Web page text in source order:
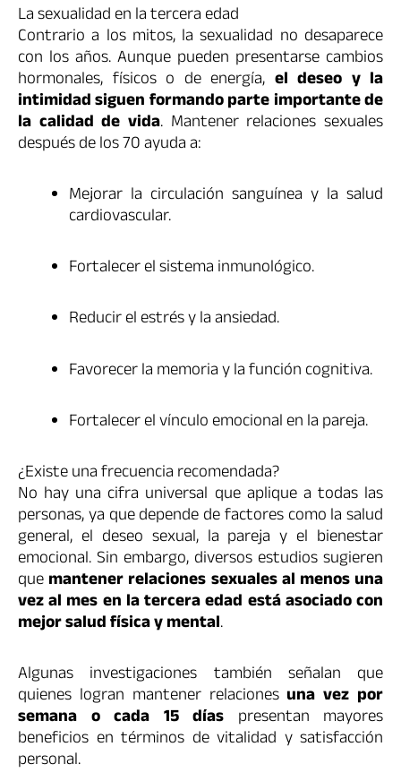
La sexualidad en la tercera edad
Contrario a los mitos, la sexualidad no desaparece
con los años. Aunque pueden presentarse cambios
hormonales, físicos o de energía, el deseo y la
intimidad siguen formando parte importante de
la calidad de vida. Mantener relaciones sexuales
después de los 70 ayuda a:
Mejorar la circulación sanguínea y la salud
cardiovascular.
Fortalecer el sistema inmunológico.
Reducir el estrés y la ansiedad.
Favorecer la memoria y la función cognitiva.
Fortalecer el vínculo emocional en la pareja.
¿Existe una frecuencia recomendada?
No hay una cifra universal que aplique a todas las
personas, ya que depende de factores como la salud
general, el deseo sexual, la pareja y el bienestar
emocional. Sin embargo, diversos estudios sugieren
quemantener relaciones sexuales al menos una
vez al mes en la tercera edad está asociado con
mejor salud física y mental.
Algunas investigaciones también señalan que
quienes logran mantener relacionesuna vez por
semana o cada 15 días presentan mayores
beneficios en términos de vitalidad y satisfacción
personal.